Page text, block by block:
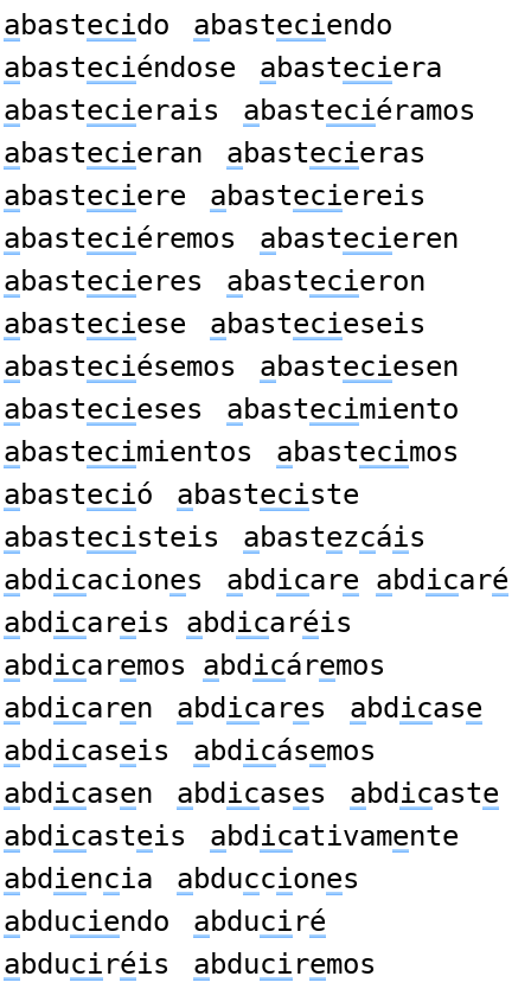
abastecido abasteciendo
abasteciéndose abasteciera
abastecierais abasteciéramos
abastecieran abastecieras
abasteciere abasteciereis
abasteciéremos abastecieren
abastecieres abastecieron
abasteciese abastecieseis
abasteciésemos abasteciesen
abastecieses abastecimiento
abastecimientos abastecimos
abasteció abasteciste
abastecisteis abastezcáis
abd icaciones abd icare abd icaré
abd icareis abd icaréis
abd icaremos abd icáremos
abd icaren abd icares abd icase
abd icaseis abd icásemos
abd icasen abd icases abd icaste
abd icasteis abd icativamente
abd iencia abducciones
abduciendo abduciré
abduciréis abduciremos